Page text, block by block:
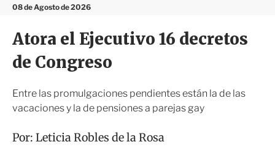
n
08 de Agosto de 2026
s
i
Atora el Ejecutivo 16 decretos
de Congreso
Entre las promulgaciones pendientes están la de las
vacaciones y la de pensiones a parejas gay
Por: Leticia Robles de la Rosa